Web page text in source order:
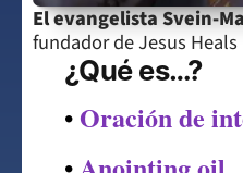
El evangelista Svein-
fundador de Jesus
¿Qué es…?
• Oración de